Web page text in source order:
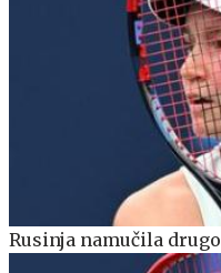
Rusinja namučila